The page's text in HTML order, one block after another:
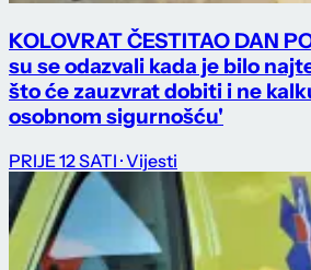
KOLOVRAT ČESTITAO DAN
su se odazvali kada je bilo
što će zauzvrat dobiti i ne
osobnom sigurnošću'
PRIJE 12 SATI · Vijesti